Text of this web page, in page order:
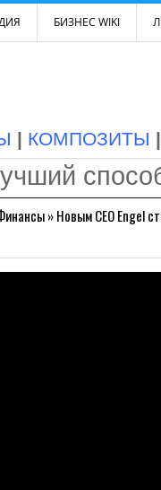
БИЗНЕС WIKI
| КОМПОЗИТЫ |
»Новым CEO Engel